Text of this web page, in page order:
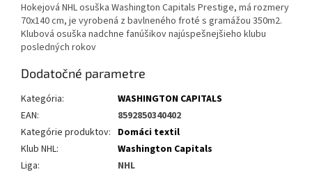
Hokejová NHL osuška Washington Capitals Prestige, má rozmery
70x140 cm, je vyrobená z bavlneného froté s gramážou 350m2.
Klubová osuška nadchne fanúšikov najúspešnejšieho klubu
posledných rokov
Dodatočné parametre
Kategória:
WASHINGTON CAPITALS
EAN:
8592850340402
Kategórie produktov: Domáci textil
Klub NHL:
Washington Capitals
Liga:
NHL